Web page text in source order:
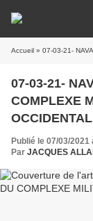
Accueil » 07-03-21-
07-03-21-
COMPLEXE
OCCIDENTAL
Publié le 07/03/2021
Par JACQUES